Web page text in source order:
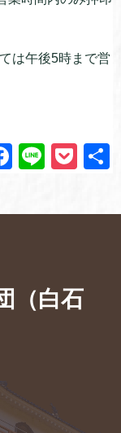
は午後5時まで営
F
c
o
o
Li
e
P
ck
（白石